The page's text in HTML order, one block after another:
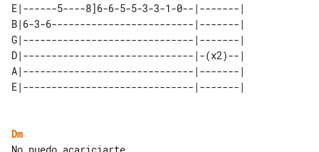
E|------5----8]6-6-5-5-3-3-1-0--|-------|
B|6-3-6-------------------------|-------|
G|------------------------------|-------|
D|------------------------------|-(x2)--|
A|------------------------------|-------|
Dm